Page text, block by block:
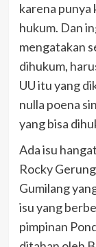
karena punya
hukum. Dan
mengatakan
dihukum,
UU itu yang
nulla poena
yang bisa
Ada isu
Rocky
Gumilang
isu yang
pimpinan